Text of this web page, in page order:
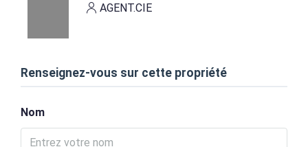
AGENT.CIE
Renseignez-vous sur cette propriété
Nom